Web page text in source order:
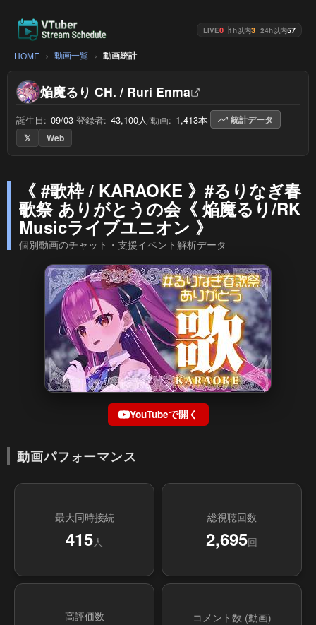
LIVE0 1h以内3 24h以内57
HOME 動画一覧 動画統計
焔魔るり CH. / Ruri Enma
誕生日: 09/03 登録者: 43,100人 動画: 1,413本
統計データ
𝕏
Web
《 #歌枠 / KARAOKE 》#るりなぎ春
歌祭 ありがとうの会《 焔魔るり/RK
Musicライブユニオン 》
個別動画のチャット・支援イベント解析データ
YouTubeで開く
動画パフォーマンス
最大同時接続
415人
総視聴回数
2,695回
高評価数 コメント数 (動画)